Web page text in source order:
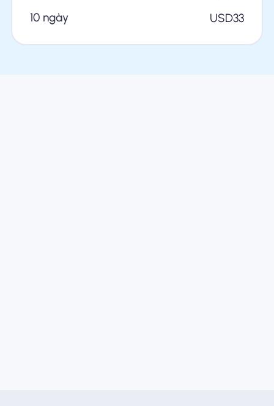
10 ngày
USD33